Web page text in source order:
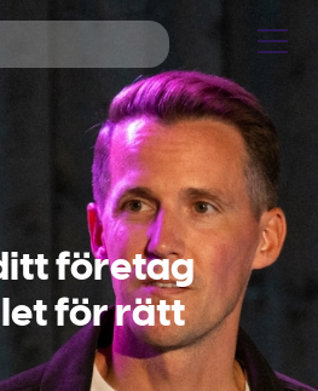
företag
för rätt